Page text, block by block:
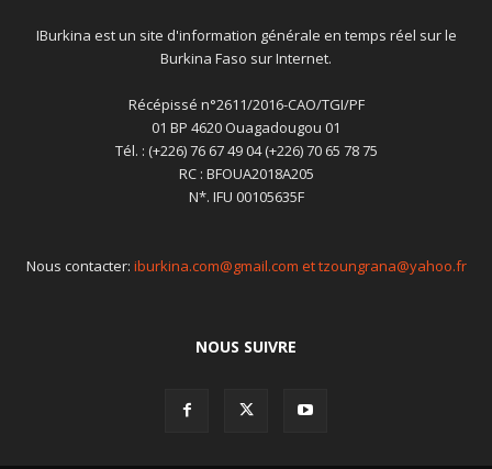
IBurkina est un site d'information générale en temps réel sur le
Burkina Faso sur Internet.
Récépissé n°2611/2016-CAO/TGI/PF
01 BP 4620 Ouagadougou 01
Tél. : (+226) 76 67 49 04 (+226) 70 65 78 75
RC : BFOUA2018A205
N*. IFU 00105635F
Nous contacter: iburkina.com@gmail.com et tzoungrana@yahoo.fr
NOUS SUIVRE